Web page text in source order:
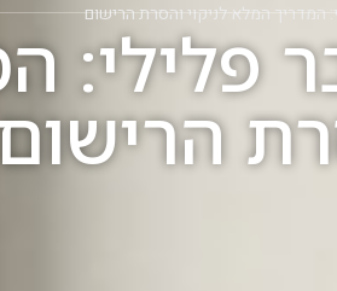
המדריך המלא לניקוי והסרת הרישום
פלילי: